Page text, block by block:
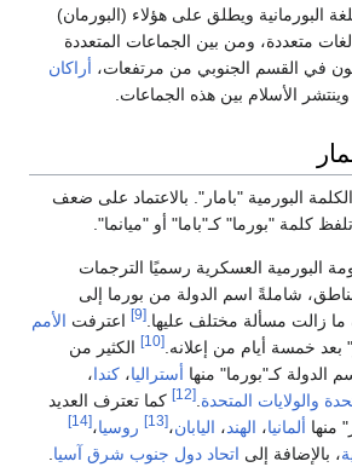
البورمانية ويطلق على هؤلاء (البورمان)
متعددة، ومن بين الجماعات المتعددة
في القسم الجنوبي من مرتفعات، أراكان
الأسلام بين هذه الجماعات.
البورمية "بامار". بالاعتماد على ضعف
كلمة "بورما" كـ"باما" أو "ميانما".
الحكومة البورمية العسكرية رسميًا الترجمات
شاملةً اسم الدولة من بورما إلى
ما زالت مسألة مختلف عليها. [9] اعترفت الأمم
بعد خمسة أيام من إعلانه. [10]
الكثير من
الدولة كـ"بورما" منها أستراليا، كندا،
والولايات المتحدة [12]
كما تعترف العديد
منها ألمانيا، الهند، اليابان،[13] روسيا،[14]
، بالإضافة إلى اتحاد دول جنوب شرق آسيا